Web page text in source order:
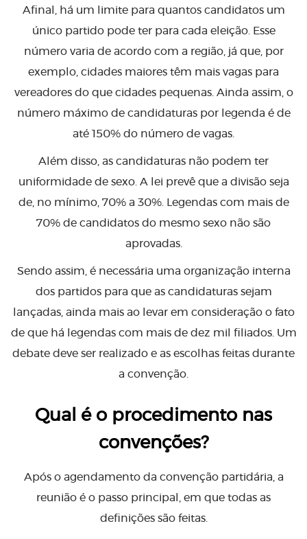
Afinal, há um limite para quantos candidatos um
único partido pode ter para cada eleição. Esse
número varia de acordo com a região, já que, por
exemplo, cidades maiores têm mais vagas para
vereadores do que cidades pequenas. Ainda assim, o
número máximo de candidaturas por legenda é de
até 150% do número de vagas.
Além disso, as candidaturas não podem ter
uniformidade de sexo. A lei prevê que a divisão seja
de, no mínimo, 70% a 30%. Legendas com mais de
70% de candidatos do mesmo sexo não são
aprovadas.
Sendo assim, é necessária uma organização interna
dos partidos para que as candidaturas sejam
lançadas, ainda mais ao levar em consideração o fato
de que há legendas com mais de dez mil filiados. Um
debate deve ser realizado e as escolhas feitas durante
a convenção.
Qual é o procedimento nas
convenções?
Após o agendamento da convenção partidária, a
reunião é o passo principal, em que todas as
definições são feitas.